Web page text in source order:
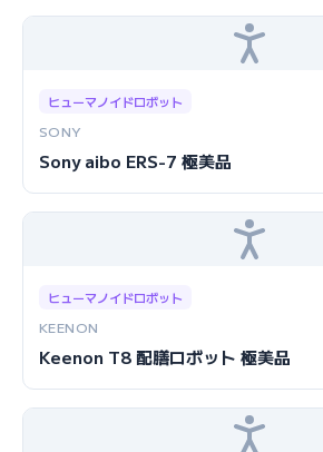
ヒューマノイドロボット
SONY
Sony aibo ERS-7 極美品
ヒューマノイドロボット
KEENON
Keenon T8 配膳ロボット 極美品